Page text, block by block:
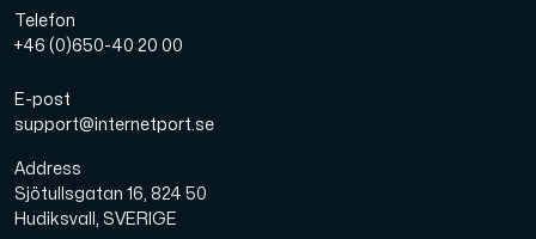
Telefon
+46 (0)650-40 20 00
E-post
support@internetport.se
Address
Sjötullsgatan 16, 824 50
Hudiksvall, SVERIGE